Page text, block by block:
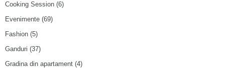
Cooking Session (6)
Evenimente (69)
Fashion (5)
Ganduri (37)
Gradina din apartament (4)